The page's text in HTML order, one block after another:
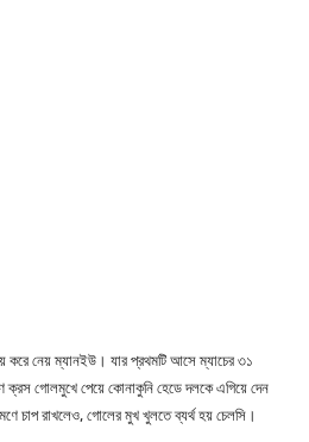
করে নেয় ম্যানইউ। যার প্রথমটি আসে ম্যাচের ৩১
ক্রস গোলমুখে পেয়ে কোনাকুনি হেডে দলকে এগিয়ে দেন
চাপ রাখলেও, গোলের মুখ খুলতে ব্যর্থ হয় চেলসি।